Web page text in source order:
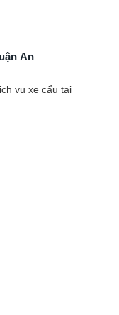
An
vụ xe cẩu tại